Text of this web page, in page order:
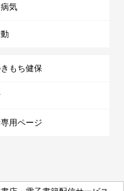
気
もち健保
用ページ